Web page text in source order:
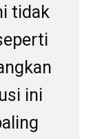
tidak
ini